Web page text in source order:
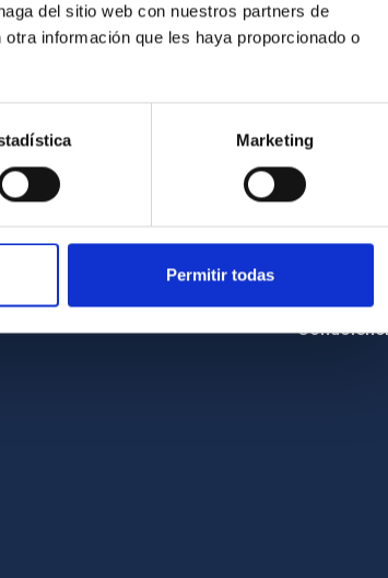
del sitio web con nuestros partners de
información que les haya proporcionado o
Marketing
Permitir todas
IAC
de privacidad
OTROS
Empleo
Licitaciones
Imagen
Sede